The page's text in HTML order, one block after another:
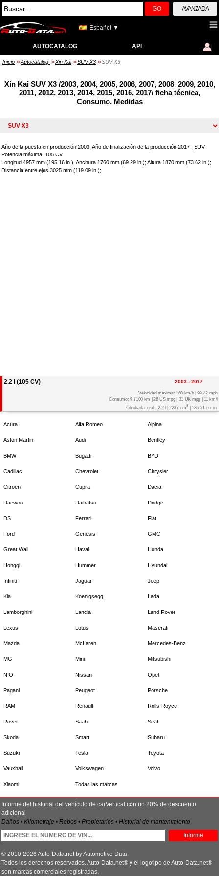
GO AVANZADA
Español ▼
AUTOCATALOG API
Inicio >> Autocatalog >> Xin Kai >> SUV X3 >> SUV X3
Xin Kai SUV X3 /2003, 2004, 2005, 2006, 2007, 2008, 2009, 2010,
2011, 2012, 2013, 2014, 2015, 2016, 2017/ ficha técnica,
Consumo, Medidas
Año de la puesta en producción 2003; Año de finalización de la producción 2017 | SUV
Potencia máxima: 105 CV
Longitud 4957 mm (195.16 in.); Anchura 1760 mm (69.29 in.); Altura 1870 mm (73.62 in.);
Distancia entre ejes 3025 mm (119.09 in.);
2.2 i (105 CV) 2003 - 2017
Velocidad máxima: 160 km/h | 99.42 mph
Consumo: 9 l/100 km | 26 US mpg | 31 UK mpg | 11 km/l
Cilindrada -real-: 2.2 l | 2237 cm3 | 136.51 cu. in.
Acura Alfa Romeo Alpina
Aston Martin Audi Bentley
BMW Bugatti BYD
Cadillac Chevrolet Chrysler
Citroen Cupra Dacia
Daewoo Daihatsu Dodge
DS Ferrari Fiat
Ford Genesis GMC
Great Wall Haval Honda
Hongqi Hummer Hyundai
Infiniti Jaguar Jeep
Kia Koenigsegg Lada
Lamborghini Lancia Land Rover
Lexus Lotus Maserati
Mazda McLaren Mercedes-Benz
MG Mini Mitsubishi
NIO Nissan Opel
Pagani Peugeot Porsche
RAM Renault Rolls-Royce
Rover Saab Seat
Skoda Smart Subaru
Suzuki Tesla Toyota
Vauxhall Volkswagen Volvo
Xiaomi Todas las marcas
Informe del historial del vehículo de carVertical con un 20% de descuento
adicional
Daños • Kilometraje • Robos • Propietarios • Historial de mantenimiento
Informe
© 2010-2026 Auto-Data.net by Automotive Data
Todos los derechos reservados. Auto-Data.net® y el logotipo de Auto-Data.net®
son marcas comerciales registradas.